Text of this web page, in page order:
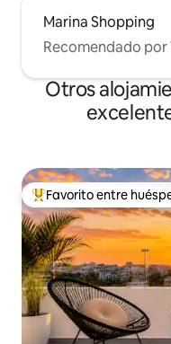
Marina Shopping
Recomendado por
Otros
Favorito entre
Favorito entre